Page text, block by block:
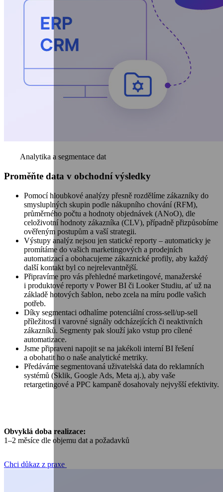
Analytika a segmentace dat
Proměňte data v obchodní výsledky
Pomocí hloubkové analýzy přesně rozdělíme zákazníky do
smysluplných skupin podle nákupního chování (RFM),
průměrného počtu a hodnoty objednávek (ANoO), dle
celoživotní hodnoty zákazníka (CLV), případně přizpůsobíme
ověřeným postupům a vaší strategii.
Výstupy analýz nejsou jen statické reporty – automaticky je
promítáme do vašich marketingových a prodejních
automatizací a obohacujeme zákaznické profily, aby každý
další kontakt byl co nejrelevantnější.
Připravíme pro vás přehledné marketingové, manažerské
i produktové reporty v Power BI či Looker Studiu, ať už na
základě hotových šablon, nebo zcela na míru podle vašich
potřeb.
Díky segmentaci odhalíme potenciální cross-sell/up-sell
příležitosti i varovné signály odcházejících či neaktivních
zákazníků. Segmenty pak slouží jako vstup pro cílené
automatizace.
Jsme připraveni napojit se na jakékoli interní BI řešení
a obohatit ho o naše analytické metriky.
Předáváme segmentovaná uživatelská data do reklamních
systémů (Sklik, Google Ads, Meta aj.), aby vaše
retargetingové a PPC kampaně dosahovaly nejvyšší efektivity.
Obvyklá doba realizace:
1–2 měsíce dle objemu dat a požadavků
Chci důkaz z praxe